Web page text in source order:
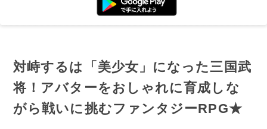
対峙するは「美少女」になった三国武
将！アバターをおしゃれに育成しな
がら戦いに挑むファンタジーRPG★